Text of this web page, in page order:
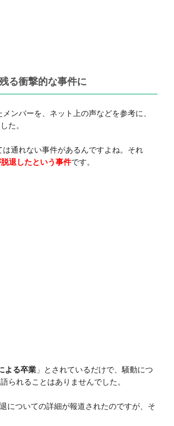
る衝撃的な事件に
ンバーを、ネット上の声などを参考に、
た。
通れない事件があるんですよね。それ
退したという事件です。
よる卒業 」とされているだけで、騒動につ
られることはありませんでした。
についての詳細が報道されたのですが、そ